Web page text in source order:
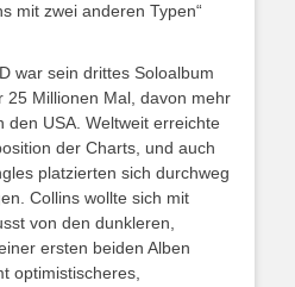
mit zwei anderen Typen“
war sein drittes Soloalbum
25 Millionen Mal, davon mehr
den USA. Weltweit erreichte
der Charts, und auch
platzierten sich durchweg
Collins wollte sich mit
von den dunkleren,
ersten beiden Alben
optimistischeres,